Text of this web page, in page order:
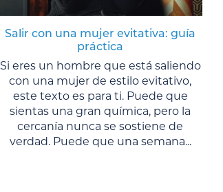
Salir con una mujer evitativa: guía
práctica
Si eres un hombre que está saliendo
con una mujer de estilo evitativo,
este texto es para ti. Puede que
sientas una gran química, pero la
cercanía nunca se sostiene de
verdad. Puede que una semana...